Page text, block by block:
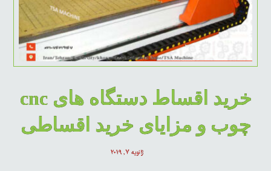
خرید اقساط دستگاه های cnc
چوب و مزایای خرید اقساطی
ژانویه ۷, ۲۰۱۹